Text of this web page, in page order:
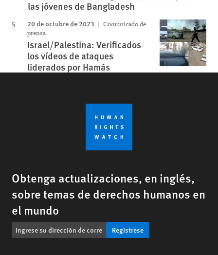
las jóvenes de Bangladesh
20 de octubre de 2023
Comunicado de
prensa
Israel/Palestina: Verificados
los vídeos de ataques
liderados por Hamás
Obtenga actualizaciones, en inglés,
sobre temas de derechos humanos en
el mundo
Regístrese